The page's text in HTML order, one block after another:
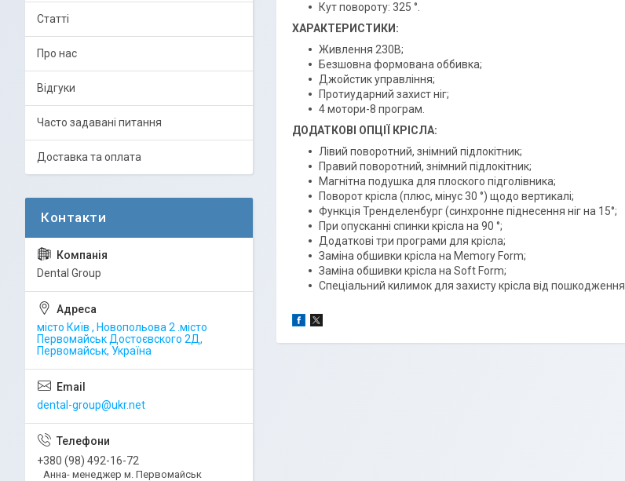
Кут повороту: 325 °.
ХАРАКТЕРИСТИКИ:
Живлення 230В;
Безшовна формована оббивка;
Джойстик управління;
Протиударний захист ніг;
4 мотори-8 програм.
ДОДАТКОВІ ОПЦІЇ КРІСЛА:
Лівий поворотний, знімний підлокітник;
Правий поворотний, знімний підлокітник;
Магнітна подушка для плоского підголівника;
Поворот крісла (плюс, мінус 30 °) щодо вертикалі;
Функція Тренделенбург (синхронне піднесення ніг на 15°;
При опусканні спинки крісла на 90 °;
Додаткові три програми для крісла;
Заміна обшивки крісла на Memory Form;
Заміна обшивки крісла на Soft Form;
Спеціальний килимок для захисту крісла від пошкодження.
Статті
Про нас
Відгуки
Часто задавані питання
Доставка та оплата
Dental Group
місто Київ , Новопольова 2 .місто
Первомайськ Достоєвского 2Д,
Первомайськ, Україна
dental-group@ukr.net
+380 (98) 492-16-72
Анна- менеджер м. Первомайськ